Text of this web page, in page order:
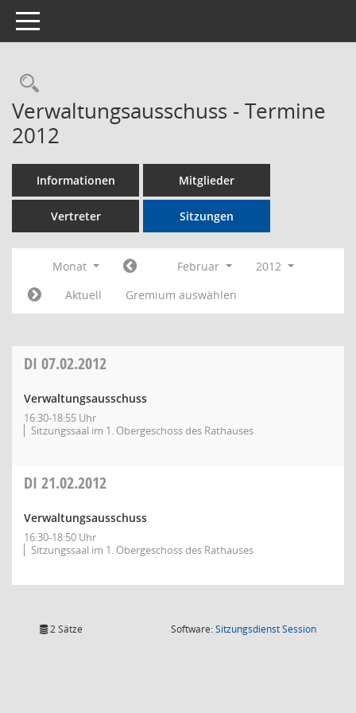
Toggle navigation
Rechercheauswahl
Verwaltungsausschuss - Termine
2012
Informationen Mitglieder
Vertreter Sitzungen
Monat Februar
2012
Aktuell
Gremium auswählen
DI 07.02.2012
Verwaltungsausschuss
16:30-18:55 Uhr
Sitzungssaal im 1. Obergeschoss des Rathauses
DI 21.02.2012
Verwaltungsausschuss
16:30-18:50 Uhr
Sitzungssaal im 1. Obergeschoss des Rathauses
2 Sätze Software:SitzungsdienstSession(Wird in